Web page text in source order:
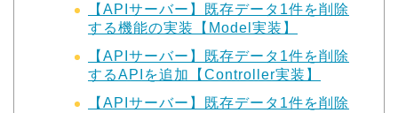
【APIサーバー】既存データ1件を削除
する機能の実装【Model実装】
【APIサーバー】既存データ1件を削除
するAPIを追加【Controller実装】
【APIサーバー】既存データ1件を削除